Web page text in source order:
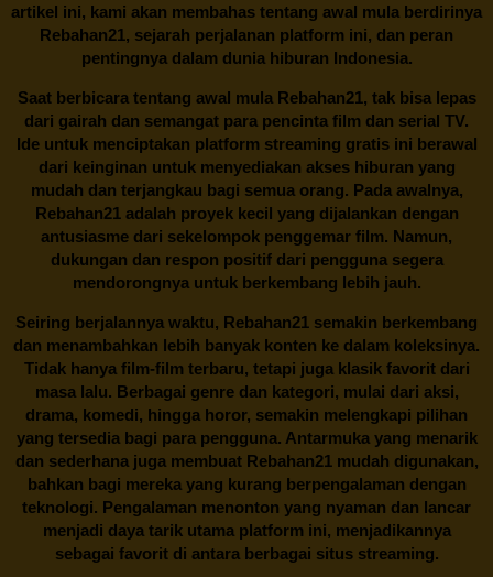
artikel ini, kami akan membahas tentang awal mula berdirinya
Rebahan21, sejarah perjalanan platform ini, dan peran
pentingnya dalam dunia hiburan Indonesia.
Saat berbicara tentang awal mula Rebahan21, tak bisa lepas
dari gairah dan semangat para pencinta film dan serial TV.
Ide untuk menciptakan platform streaming gratis ini berawal
dari keinginan untuk menyediakan akses hiburan yang
mudah dan terjangkau bagi semua orang. Pada awalnya,
Rebahan21 adalah proyek kecil yang dijalankan dengan
antusiasme dari sekelompok penggemar film. Namun,
dukungan dan respon positif dari pengguna segera
mendorongnya untuk berkembang lebih jauh.
Seiring berjalannya waktu, Rebahan21 semakin berkembang
dan menambahkan lebih banyak konten ke dalam koleksinya.
Tidak hanya film-film terbaru, tetapi juga klasik favorit dari
masa lalu. Berbagai genre dan kategori, mulai dari aksi,
drama, komedi, hingga horor, semakin melengkapi pilihan
yang tersedia bagi para pengguna. Antarmuka yang menarik
dan sederhana juga membuatRebahan21mudah digunakan,
bahkan bagi mereka yang kurang berpengalaman dengan
teknologi. Pengalaman menonton yang nyaman dan lancar
menjadi daya tarik utama platform ini, menjadikannya
sebagai favorit di antara berbagai situs streaming.